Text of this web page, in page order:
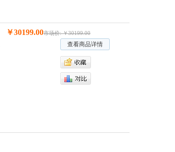
￥30199.00市场价: ￥30199.00
查看商品详情